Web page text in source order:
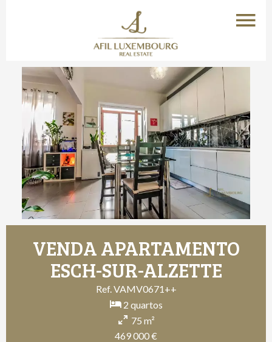
VENDA APARTAMENTO
ESCH-SUR-ALZETTE
Ref. VAMV0671++
2 quartos
75 m²
469 000 €